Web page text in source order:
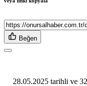
Beğen
28.05.2025 tarihli ve